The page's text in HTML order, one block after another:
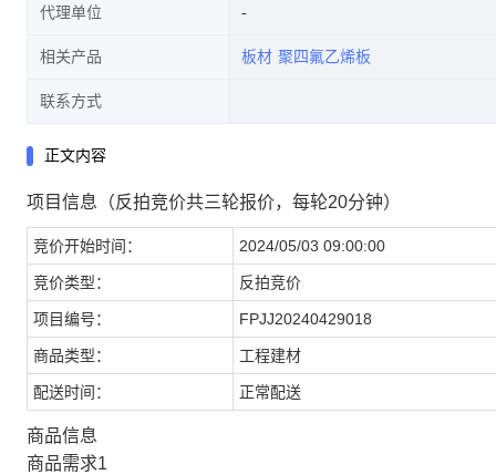
代理单位
相关产品 板材 聚四氟乙烯板
联系方式
正文内容
项目信息（反拍竞价共三轮报价，每轮20分钟）
竞价开始时间： 2024/05/03 09:00:00
竞价类型： 反拍竞价
项目编号： FPJJ20240429018
商品类型： 工程建材
配送时间： 正常配送
商品信息
商品需求1